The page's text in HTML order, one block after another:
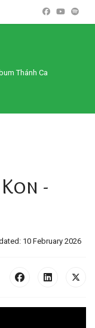
Thánh Ca
-
10 February 2026